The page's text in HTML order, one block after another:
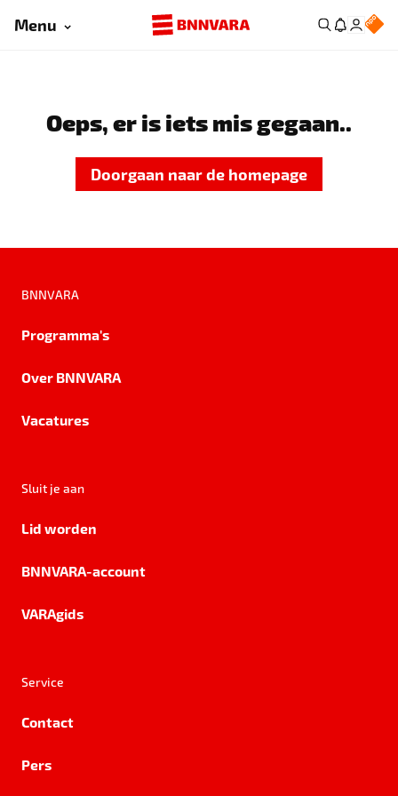
Menu
Oeps, er is iets mis gegaan..
Doorgaan naar de homepage
BNNVARA
Programma's
Over BNNVARA
Vacatures
Sluit je aan
Lid worden
BNNVARA-account
VARAgids
Service
Contact
Pers